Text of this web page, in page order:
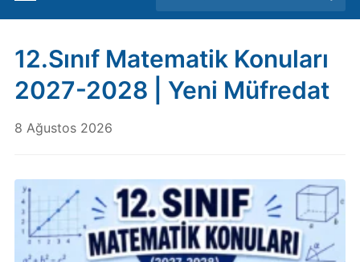
mobile
for:
12.Sınıf Matematik Konuları
2027-2028 | Yeni Müfredat
8 Ağustos 2026